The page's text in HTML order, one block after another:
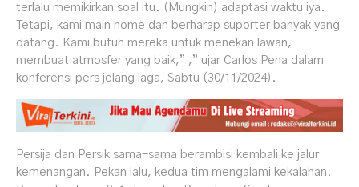
terlalu memikirkan soal itu. (Mungkin) adaptasi waktu iya.
Tetapi, kami main home dan berharap suporter banyak yang
datang. Kami butuh mereka untuk menekan lawan,
membuat atmosfer yang baik,” ,” ujar Carlos Pena dalam
konferensi pers jelang laga, Sabtu (30/11/2024).
Persija dan Persik sama-sama berambisi kembali ke jalur
kemenangan. Pekan lalu, kedua tim mengalami kekalahan.